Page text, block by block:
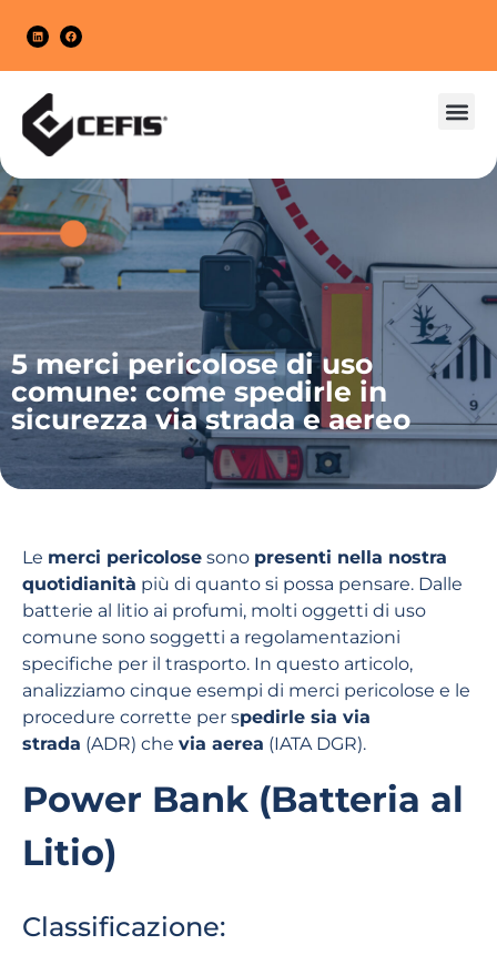
5 merci pericolose di uso
comune: come spedirle in
sicurezza via strada e aereo
Le merci pericolose sono presenti nella nostra
quotidianità più di quanto si possa pensare. Dalle
batterie al litio ai profumi, molti oggetti di uso
comune sono soggetti a regolamentazioni
specifiche per il trasporto. In questo articolo,
analizziamo cinque esempi di merci pericolose e le
procedure corrette per spedirle sia via
strada (ADR) che via aerea (IATA DGR).
Power Bank (Batteria al
Litio)
Classificazione: